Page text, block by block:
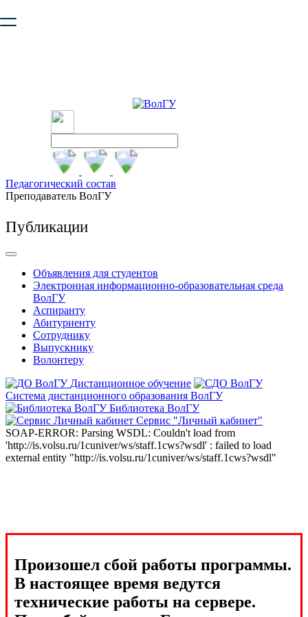
безопасную работу с сайтом. Пожалуйста
Педагогический состав
Преподаватель ВолГУ
Публикации
Объявления для студентов
Электронная информационно-образовательная среда
ВолГУ
Аспиранту
Абитуриенту
Сотруднику
Выпускнику
Волонтеру
Дистанционное обучение
Система дистанционного образования ВолГУ
Библиотека ВолГУ
Сервис "Личный кабинет"
SOAP-ERROR: Parsing WSDL: Couldn't load from
'http://is.volsu.ru/1cuniver/ws/staff.1cws?wsdl' : failed to load
external entity "http://is.volsu.ru/1cuniver/ws/staff.1cws?wsdl"
Произошел сбой работы программы.
В настоящее время ведутся
технические работы на сервере.